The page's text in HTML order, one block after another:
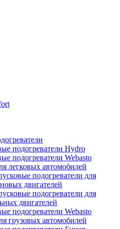
подогреватели Hydro
подогреватели Webasto
легковых автомобилей
подогреватели для
двигателей
подогреватели для
двигателей
подогреватели Webasto
грузовых автомобилей